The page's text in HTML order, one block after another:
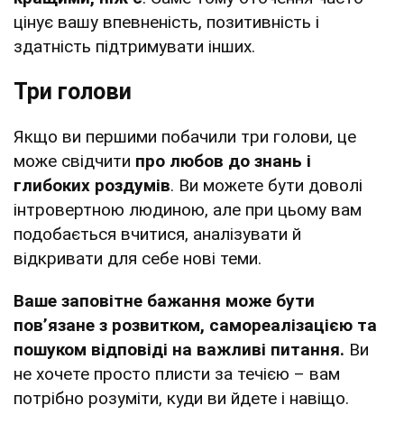
цінує вашу впевненість, позитивність і
здатність підтримувати інших.
Три голови
Якщо ви першими побачили три голови, це
може свідчити про любов до знань і
глибоких роздумів. Ви можете бути доволі
інтровертною людиною, але при цьому вам
подобається вчитися, аналізувати й
відкривати для себе нові теми.
Ваше заповітне бажання може бути
пов’язане з розвитком, самореалізацією та
пошуком відповіді на важливі питання. Ви
не хочете просто плисти за течією – вам
потрібно розуміти, куди ви йдете і навіщо.